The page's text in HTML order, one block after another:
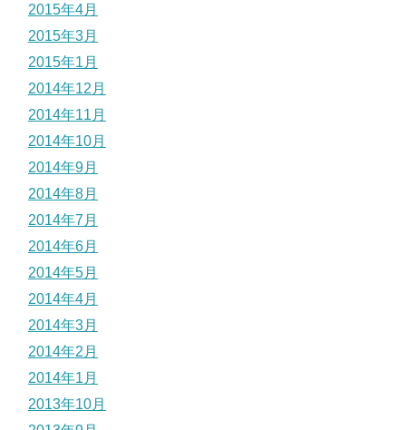
2015年4月
2015年3月
2015年1月
2014年12月
2014年11月
2014年10月
2014年9月
2014年8月
2014年7月
2014年6月
2014年5月
2014年4月
2014年3月
2014年2月
2014年1月
2013年10月